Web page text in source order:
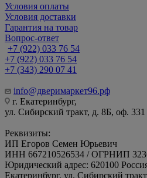
Условия оплаты
Условия доставки
Гарантия на товар
Вопрос-ответ
+7 (922) 033 76 54
+7 (922) 033 76 54
+7 (343) 290 07 41
info@дверимаркет96.рф
г. Екатеринбург,
ул. Сибирский тракт, д. 8Б, оф.
Реквизиты:
ИП Егоров Семен Юрьевич
ИНН 667210526534 / ОГРНИП
Юридический адрес: 620100
Екатеринбург, ул. Сибирский